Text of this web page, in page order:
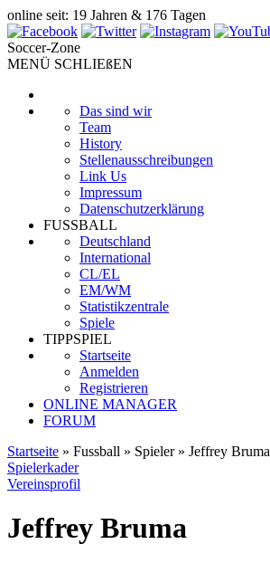
online seit: 19 Jahren & 176 Tagen
Soccer-Zone
MENÜ SCHLIEßEN
Das sind wir
Team
History
Stellenausschreibungen
Link Us
Impressum
Datenschutzerklärung
FUSSBALL
Deutschland
International
CL/EL
EM/WM
Statistikzentrale
Spiele
TIPPSPIEL
Startseite
Anmelden
Registrieren
ONLINE MANAGER
FORUM
Startseite » Fussball » Spieler » Jeffrey Bruma
Spielerkader
Vereinsprofil
Jeffrey Bruma